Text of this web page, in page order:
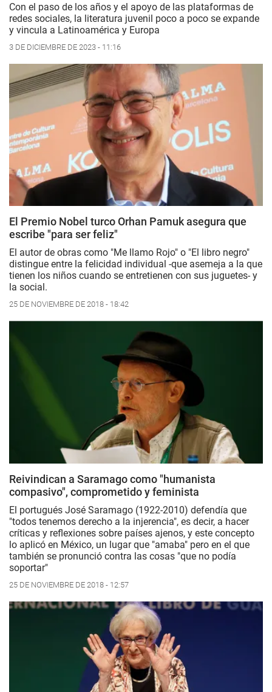
Con el paso de los años y el apoyo de las plataformas de
redes sociales, la literatura juvenil poco a poco se expande
y vincula a Latinoamérica y Europa
3 DE DICIEMBRE DE 2023 - 11:16
El Premio Nobel turco Orhan Pamuk asegura que
escribe "para ser feliz"
El autor de obras como "Me llamo Rojo" o "El libro negro"
distingue entre la felicidad individual -que asemeja a la que
tienen los niños cuando se entretienen con sus juguetes- y
la social.
25 DE NOVIEMBRE DE 2018 - 18:42
Reivindican a Saramago como "humanista
compasivo", comprometido y feminista
El portugués José Saramago (1922-2010) defendía que
"todos tenemos derecho a la injerencia", es decir, a hacer
críticas y reflexiones sobre países ajenos, y este concepto
lo aplicó en México, un lugar que "amaba" pero en el que
también se pronunció contra las cosas "que no podía
soportar"
25 DE NOVIEMBRE DE 2018 - 12:57